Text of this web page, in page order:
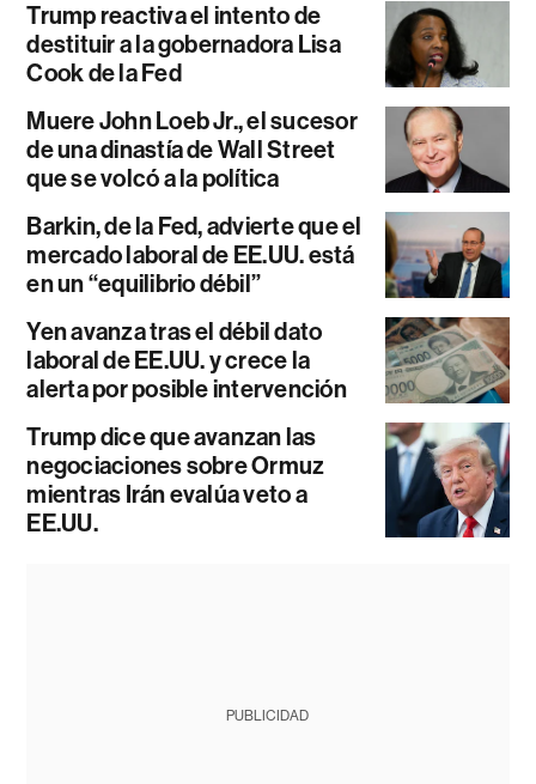
Trump reactiva el intento de
destituir a la gobernadora Lisa
Cook de la Fed
Muere John Loeb Jr., el sucesor
de una dinastía de Wall Street
que se volcó a la política
Barkin, de la Fed, advierte que el
mercado laboral de EE.UU. está
en un “equilibrio débil”
Yen avanza tras el débil dato
laboral de EE.UU. y crece la
alerta por posible intervención
Trump dice que avanzan las
negociaciones sobre Ormuz
mientras Irán evalúa veto a
EE.UU.
PUBLICIDAD